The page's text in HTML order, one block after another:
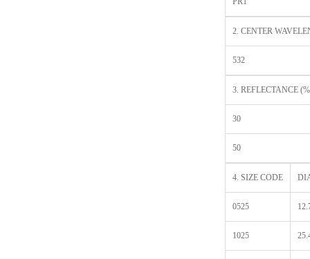
2. CENTER
532
3. REFLECTANCE
30
50
4. SIZE CODE
0525
1025